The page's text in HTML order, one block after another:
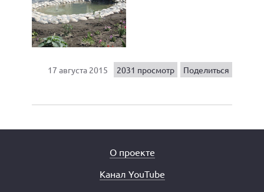
17 августа 2015 2031 просмотр Поделиться
О проекте
Канал YouTube